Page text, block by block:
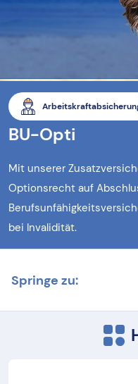
BU-Opti
Mit unserer
Optionsrecht auf
bei Invalidität.
Springe zu: